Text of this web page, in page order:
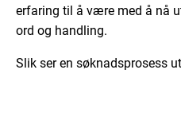
erfaring til å være med å nå
ord og handling.
Slik ser en søknadsprosess